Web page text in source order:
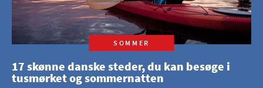
SOMMER
17 skønne danske steder, du kan besøge i
tusmørket og sommernatten